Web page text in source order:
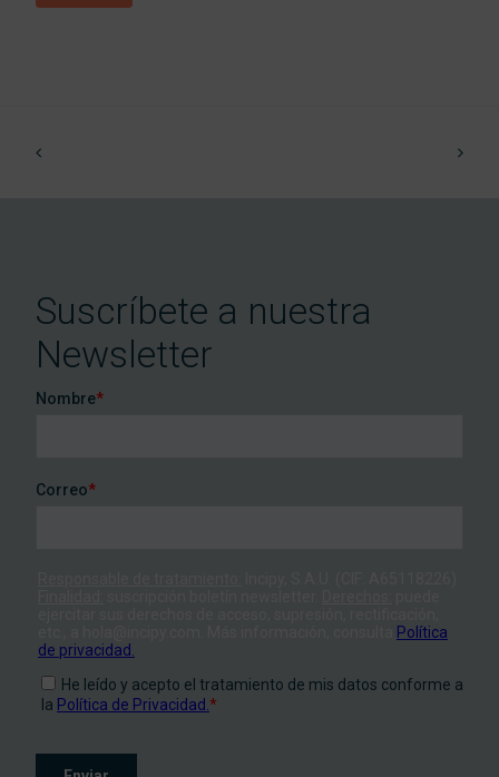
Suscríbete a nuestra
Newsletter